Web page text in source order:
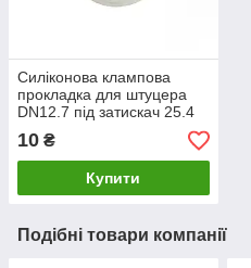
Силіконова клампова
прокладка для штуцера
DN12.7 під затискач 25.4
мм.
10 ₴
Купити
Подібні товари компанії